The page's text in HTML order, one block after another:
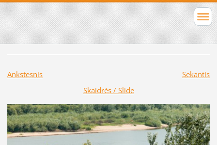
Ankstesnis
Sekantis
Skaidrės / Slide